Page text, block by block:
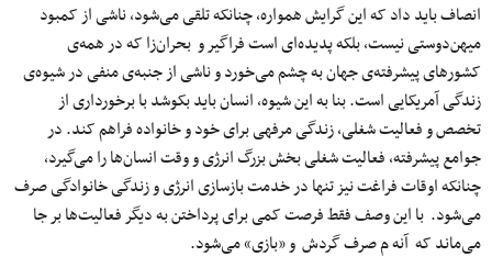
انصاف باید داد که این گرایش همواره، چنانکه تلقی می‌شود، ناشی از کمبود
میهن‌دوستی نیست، بلکه پدیده‌ای است فراگیر و بحران‌زا که در همه‌ی
کشورهای پیشرفته‌ی جهان به چشم می‌خورد و ناشی از جنبه‌ی منفی در شیوه‌ی
زندگی آمریکایی است. بنا به این شیوه، انسان باید بکوشد با برخورداری از
تخصص و فعالیت شغلی، زندگی مرفهی برای خود و خانواده فراهم کند. در
جوامع پیشرفته، فعالیت شغلی بخش بزرگ انرژی و وقت انسان‌ها را می‌گیرد،
چنانکه اوقات فراغت نیز تنها در خدمت بازسازی انرژی و زندگی خانوادگی صرف
می‌شود. با این وصف فقط فرصت کمی‌ برای پرداختن به دیگر فعالیت‌ها بر جا
می‌ماند که آنه م صرف گردش و «بازی» می‌شود.